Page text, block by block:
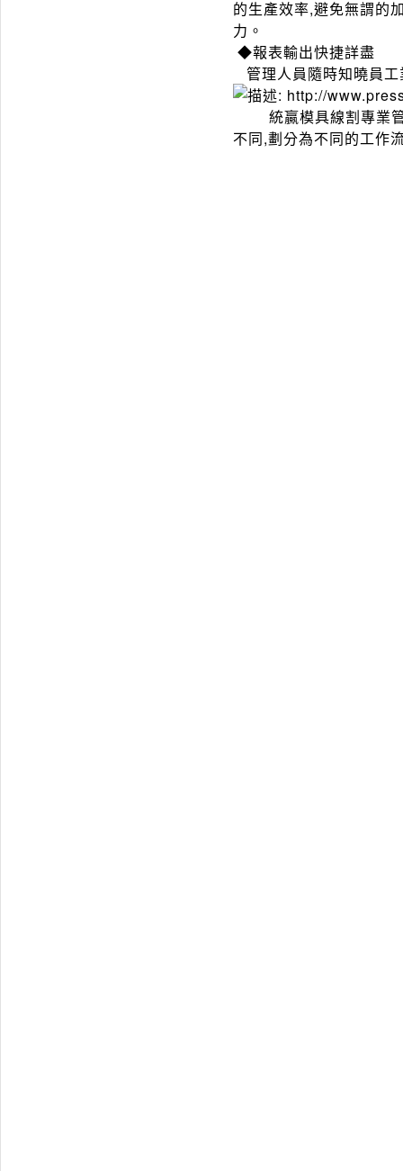
的生產效率,避免無謂的
力。
◆報表輸出快捷詳盡
管理人員隨時知曉員
統贏模具線割專業管
不同,劃分為不同的工作